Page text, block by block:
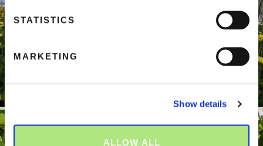
n
t
S
e
e
c
t
i
o
STATISTICS
MARKETING
Show details
ALLOW ALL